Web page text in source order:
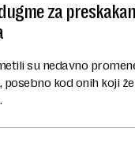
za
su nedavno
kod onih koji